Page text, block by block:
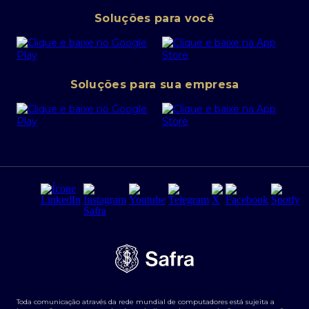
Canal de denúncias
Política de Segurança Cibernética
Portal da Privacidade
PRSAC
Regras e Parâmetros de Atuação Banco Safra
Segurança da Informação
Tarifas e serviços Pessoa Física
Transparência de remuneração
Abra sua conta PJ
SafraPay
Cartão Safra Empresas
Empréstimo e financiamentos PJ
Derivativos
Agronegócios
Soluções para você
Soluções para sua empresa
Toda comunicação através da rede mundial de computadores está sujeita a